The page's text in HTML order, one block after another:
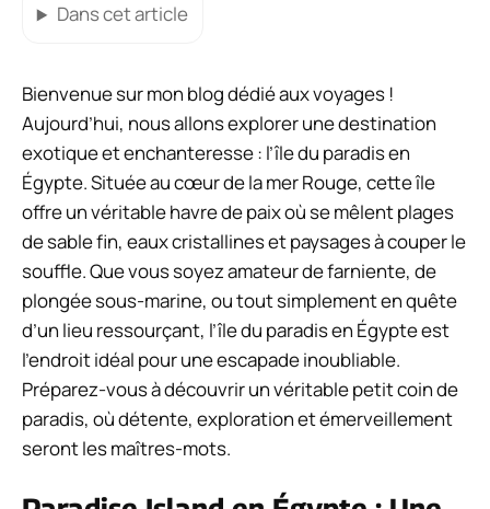
Dans cet article
Bienvenue sur mon blog dédié aux voyages !
Aujourd’hui, nous allons explorer une destination
exotique et enchanteresse : l’île du paradis en
Égypte. Située au cœur de la mer Rouge, cette île
offre un véritable havre de paix où se mêlent plages
de sable fin, eaux cristallines et paysages à couper le
souffle. Que vous soyez amateur de farniente, de
plongée sous-marine, ou tout simplement en quête
d’un lieu ressourçant, l’île du paradis en Égypte est
l’endroit idéal pour une escapade inoubliable.
Préparez-vous à découvrir un véritable petit coin de
paradis, où détente, exploration et émerveillement
seront les maîtres-mots.